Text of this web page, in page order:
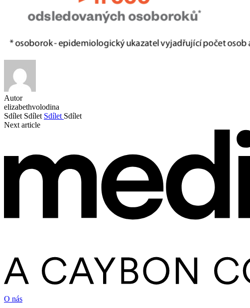
Autor
elizabethvolodina
Sdílet Sdílet Sdílet Sdílet
Next article
O nás